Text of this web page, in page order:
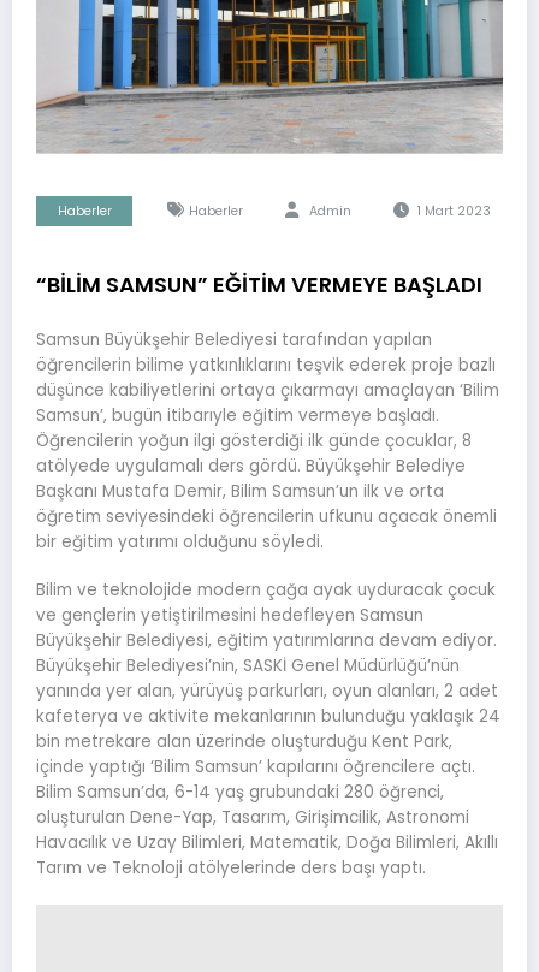
Haberler Haberler Admin 1 Mart 2023
“BİLİM SAMSUN” EĞİTİM VERMEYE BAŞLADI
Samsun Büyükşehir Belediyesi tarafından yapılan
öğrencilerin bilime yatkınlıklarını teşvik ederek proje bazlı
düşünce kabiliyetlerini ortaya çıkarmayı amaçlayan ‘Bilim
Samsun’, bugün itibarıyle eğitim vermeye başladı.
Öğrencilerin yoğun ilgi gösterdiği ilk günde çocuklar, 8
atölyede uygulamalı ders gördü. Büyükşehir Belediye
Başkanı Mustafa Demir, Bilim Samsun’un ilk ve orta
öğretim seviyesindeki öğrencilerin ufkunu açacak önemli
bir eğitim yatırımı olduğunu söyledi.
Bilim ve teknolojide modern çağa ayak uyduracak çocuk
ve gençlerin yetiştirilmesini hedefleyen Samsun
Büyükşehir Belediyesi, eğitim yatırımlarına devam ediyor.
Büyükşehir Belediyesi’nin, SASKİ Genel Müdürlüğü’nün
yanında yer alan, yürüyüş parkurları, oyun alanları, 2 adet
kafeterya ve aktivite mekanlarının bulunduğu yaklaşık 24
bin metrekare alan üzerinde oluşturduğu Kent Park,
içinde yaptığı ‘Bilim Samsun’ kapılarını öğrencilere açtı.
Bilim Samsun’da, 6-14 yaş grubundaki 280 öğrenci,
oluşturulan Dene-Yap, Tasarım, Girişimcilik, Astronomi
Havacılık ve Uzay Bilimleri, Matematik, Doğa Bilimleri, Akıllı
Tarım ve Teknoloji atölyelerinde ders başı yaptı.